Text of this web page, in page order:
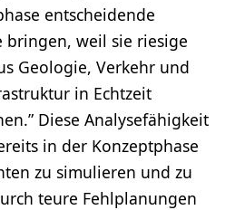
entscheidende
bringen, weil sie riesige
Geologie, Verkehr und
in Echtzeit
Diese Analysefähigkeit
in der Konzeptphase
zu simulieren und zu
teure Fehlplanungen